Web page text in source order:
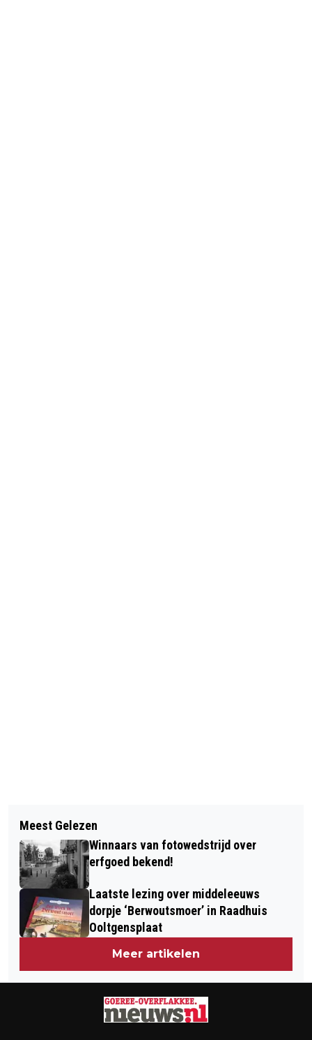
HCGO VERWELKOMT NIEUW
DAMESTEAM EN GROEIT VERDER
INWONERS GEVEN LEVEN OP GOEREE-
OVERFLAKKEE EEN 8,0:
TEVREDENHEID BLIJFT HOOG
Meest Gelezen
Winnaars van fotowedstrijd over
erfgoed bekend!
Laatste lezing over middeleeuws
dorpje ‘Berwoutsmoer’ in Raadhuis
Ooltgensplaat
Meer artikelen